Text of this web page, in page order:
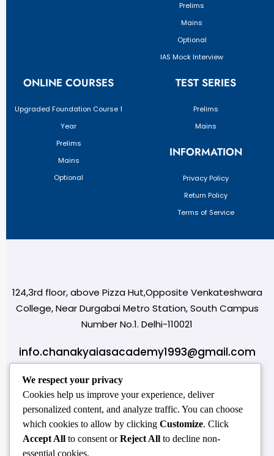
Prelims
Mains
Optional
IAS Mock Interview
ONLINE COURSES
Upgraded Foundation Course 1
Year
Prelims
Mains
Optional
TEST SERIES
Prelims
Mains
INFORMATION
Privacy Policy
Return Policy
Terms of Service
124,3rd floor, above Pizza Hut,Opposite Venkateshwara
College, Near Durgabai Metro Station, South Campus
Number No.1. Delhi-110021
info.chanakyaiasacademy1993@gmail.com
OUR CENTRES
DelhiAmritsarChandigarh DhanbadHazaribaghJammuKoderma
Ranchi
Srinagar Patna
We respect your privacy
Cookies help us improve your experience, deliver
personalized content, and analyze traffic. You can choose
which cookies to allow by clicking Customize. Click
Accept All to consent orReject All to decline non-
essential cookies.